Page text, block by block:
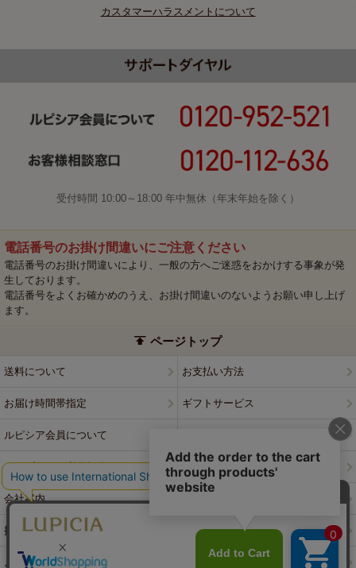
カスタマーハラスメントについて
受付時間 10:00～18:00 年中無休（年末年始を除く）
電話番号のお掛け間違いにご注意ください
電話番号のお掛け間違いにより、一般の方へご迷惑をおかけする事象が発
生しております。
電話番号をよくお確かめのうえ、お掛け間違いのないようお願い申し上げ
ます。
ページトップ
送料について お支払い方法
お届け時間帯指定 ギフトサービス
ルピシア会員について
ウェブサイト利用規約 特定商取引法に基づく表記
会社案内
採用情報 ルピシアブランド
よくある質問